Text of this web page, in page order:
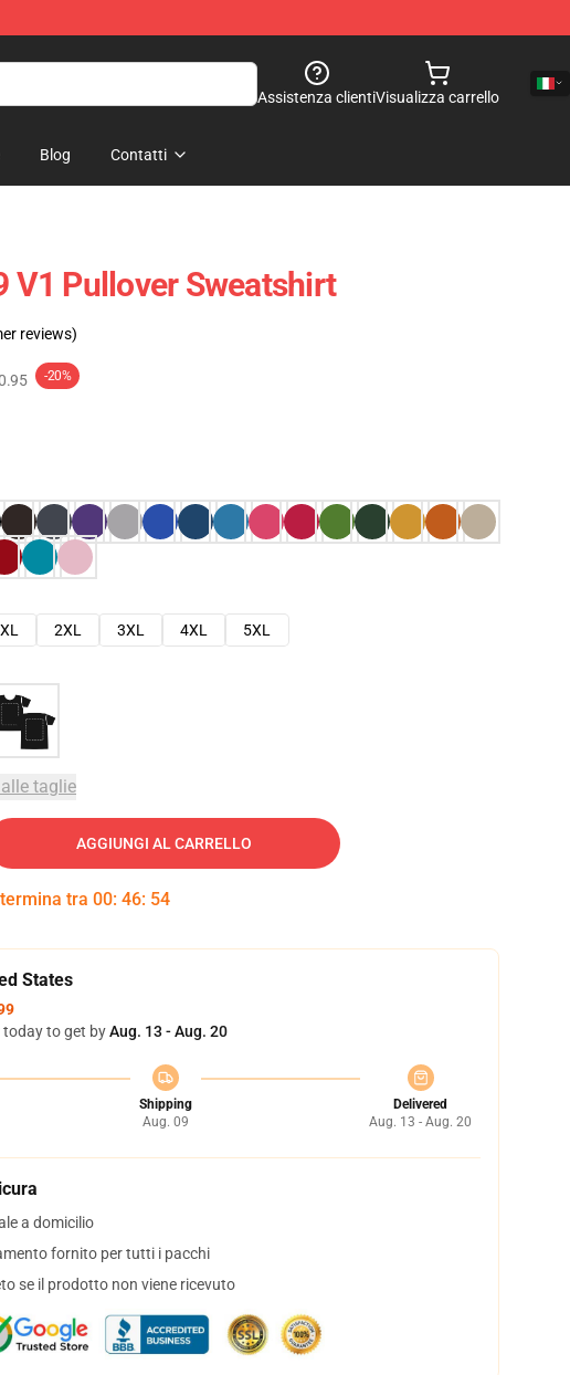
Assistenza clientiVisualizza carrello
Blog Contatti
V1 Pullover Sweatshirt
reviews)
-20%
XL 2XL 3XL 4XL
5XL
taglie
AGGIUNGI AL CARRELLO
tra 00: 46: 53
States
today to get byAug. 13 - Aug. 20
Shipping
Aug. 09
Delivered
Aug. 13 - Aug. 20
a domicilio
fornito per tutti i pacchi
se il prodotto non viene ricevuto